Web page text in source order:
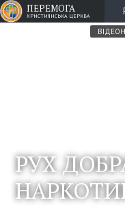
ПЕРЕМОГА
ХРИСТИЯНСЬКА ЦЕРКВА
РУХ